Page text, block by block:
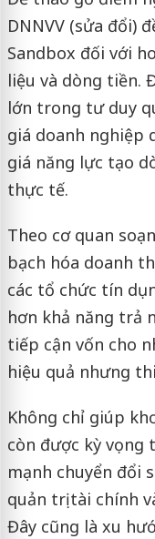
DNNVV (sửa đổi)
Sandbox đối với
liệu và dòng tiền.
lớn trong tư duy
giá doanh nghiệp
giá năng lực tạo
thực tế.
Theo cơ quan
bạch hóa doanh
các tổ chức tín
hơn khả năng trả
tiếp cận vốn cho
hiệu quả nhưng
Không chỉ giúp
còn được kỳ vọng
mạnh chuyển đổi
quản trị tài chính
Đây cũng là xu